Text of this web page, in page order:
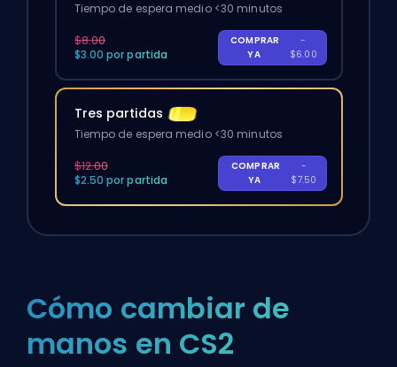
Tiempo de espera medio <30 minutos
$8.00
$3.00 por partida
COMPRAR
YA
-
$6.00
Tres partidas
Tiempo de espera medio <30 minutos
$12.00
$2.50 por partida
COMPRAR
YA
-
$7.50
Cómo cambiar de
manos en CS2